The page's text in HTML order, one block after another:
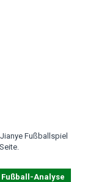
Fußballspiel
Fußball-Analyse